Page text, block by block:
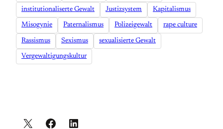
institutionaliserte Gewalt Justizsystem Kapitalismus
Misogynie Paternalismus Polizeigewalt rape culture
Rassismus Sexismus sexualisierte Gewalt
Vergewaltigungskultur